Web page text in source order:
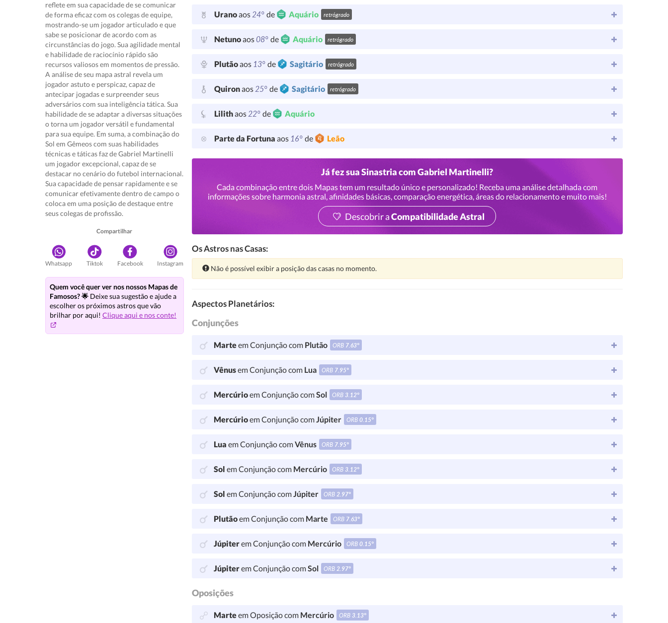
reflete em sua capacidade de se comunicar
de forma eficaz com os colegas de equipe,
mostrando-se um jogador articulado e que
sabe se posicionar de acordo com as
circunstâncias do jogo. Sua agilidade mental
e habilidade de raciocínio rápido são
recursos valiosos em momentos de pressão.
A análise de seu mapa astral revela um
jogador astuto e perspicaz, capaz de
antecipar jogadas e surpreender seus
adversários com sua inteligência tática. Sua
habilidade de se adaptar a diversas situações
o torna um jogador versátil e fundamental
para sua equipe. Em suma, a combinação do
Sol em Gêmeos com suas habilidades
técnicas e táticas faz de Gabriel Martinelli
um jogador excepcional, capaz de se
destacar no cenário do futebol internacional.
Sua capacidade de pensar rapidamente e se
comunicar efetivamente dentro de campo o
coloca em uma posição de destaque entre
seus colegas de profissão.
Compartilhar
Whatsapp Tiktok Facebook Instagram
Quem você quer ver nos nossos Mapas de
Famosos? 🌟 Deixe sua sugestão e ajude a
escolher os próximos astros que vão
brilhar por aqui! Clique aqui e nos conte!
Uranoaos24° de Aquário retrógrado
Netunoaos08° de Aquário retrógrado
Plutãoaos 13° de Sagitário retrógrado
Quironaos25° de Sagitário retrógrado
Lilithaos22° de Aquário
Parte da Fortuna aos 16° de Leão
Já fez sua Sinastria com Gabriel Martinelli?
Cada combinação entre dois Mapas tem um resultado único e personalizado! Receba uma análise detalhada com
informações sobre harmonia astral, afinidades básicas, comparação energética, áreas do relacionamento e muito mais!
Descobrir aCompatibilidade Astral
Os Astros nas Casas:
Atenção:
Não é possível exibir a posição das casas no momento.
Aspectos Planetários:
Conjunções
Marteem Conjunção com Plutão ORB 7.63°
Vênusem Conjunção com Lua ORB 7.95°
Mercúrioem Conjunção comSol ORB3.12°
Mercúrioem Conjunção comJúpiter ORB0.15°
Lua em Conjunção comVênus ORB 7.95°
Sol em Conjunção com Mercúrio ORB3.12°
Sol em Conjunção comJúpiter ORB2.97°
Plutãoem Conjunção com Marte ORB 7.63°
Júpiterem Conjunção com Mercúrio ORB0.15°
Júpiterem Conjunção comSol ORB2.97°
Oposições
Marteem Oposição com Mercúrio ORB3.13°